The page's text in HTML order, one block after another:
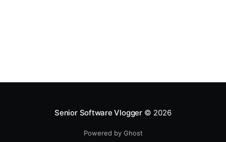
Senior Software Vlogger© 2026
Powered by Ghost